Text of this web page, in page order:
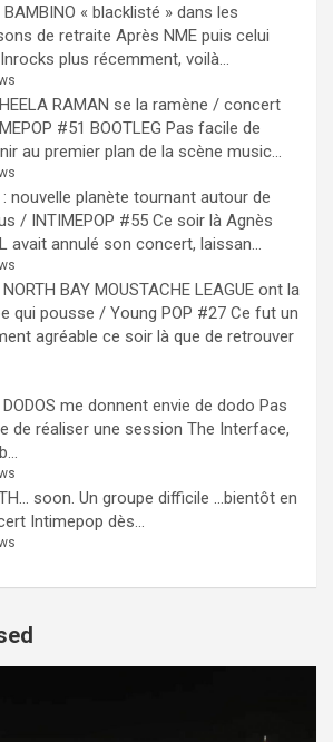
BAMBINO « blacklisté » dans les
de retraite Après NME puis celui
plus récemment, voilà...
RAMAN se la ramène / concert
#51 BOOTLEG Pas facile de
au premier plan de la scène music...
: nouvelle planète tournant autour de
/ INTIMEPOP #55 Ce soir là Agnès
avait annulé son concert, laissan...
BAY MOUSTACHE LEAGUE ont la
qui pousse / Young POP #27 Ce fut un
agréable ce soir là que de retrouver
DODOS me donnent envie de dodo Pas
de réaliser une session The Interface,
soon. Un groupe difficile ...bientôt en
Intimepop dès...